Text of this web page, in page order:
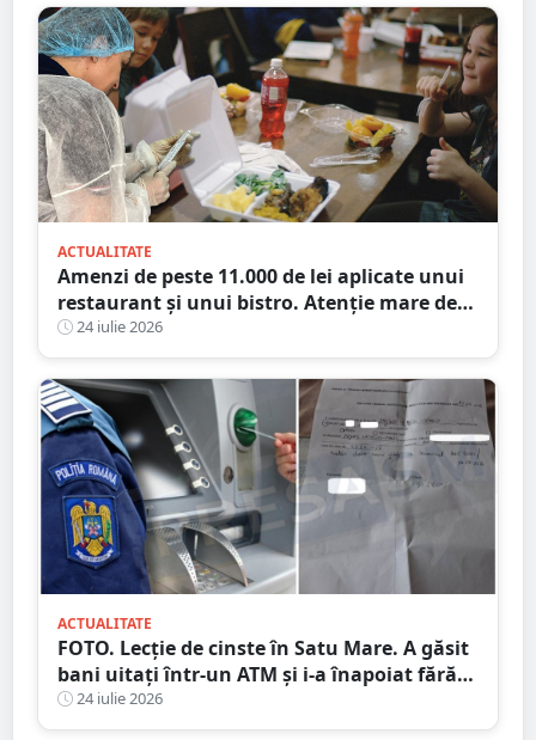
ACTUALITATE
Amenzi de peste 11.000 de lei aplicate unui
restaurant și unui bistro. Atenție mare de
unde mâncați
24 iulie 2026
ACTUALITATE
FOTO. Lecție de cinste în Satu Mare. A găsit
bani uitați într-un ATM și i-a înapoiat fără
să stea pe gânduri
24 iulie 2026